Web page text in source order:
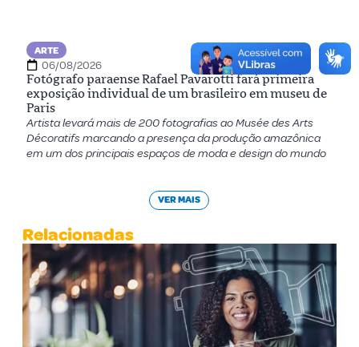
ARTE
06/08/2026
Fotógrafo paraense Rafael Pavarotti fará primeira
exposição individual de um brasileiro em museu de
Paris
Artista levará mais de 200 fotografias ao Musée des Arts
Décoratifs marcando a presença da produção amazônica
em um dos principais espaços de moda e design do mundo
VER MAIS
Relacionadas